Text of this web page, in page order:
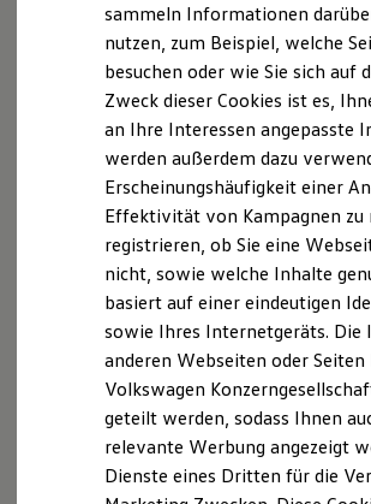
Reichweite
Reichweite der ID. Modelle
Reichweite im Winter
Laden
Laden unterwegs
Laden Zuhause
Ladezeitensimulator
Batterie
Sicherheit
Garantie und Lebensdauer
Nachhaltigkeit
Technologie
Kosten und Kauf
Verbrauchskosten
Kaufoptionen
E-Auto-Förderung
Software und Konnektivität
Die ID. Software 6
ID. Software Versionen
Digitale Extras
Schnittstellen zu Ihrem ID.
Fahrzeugangebot anfordern
Servicetermin buchen
Serviceanfrage stellen
Details des
sammeln Informationen
nutzen, zum Beispiel, welche
besuchen oder wie Sie sich auf
Zweck dieser Cookies ist es,
an Ihre Interessen angepasste
werden außerdem dazu
Erscheinungshäufigkeit einer
Effektivität von Kampagnen zu
registrieren, ob Sie eine
nicht, sowie welche Inhalte
basiert auf einer eindeutigen
sowie Ihres Internetgeräts.
anderen Webseiten oder
Volkswagen
geteilt werden, sodass Ihnen
relevante Werbung angezeigt
Dienste eines Dritten für die